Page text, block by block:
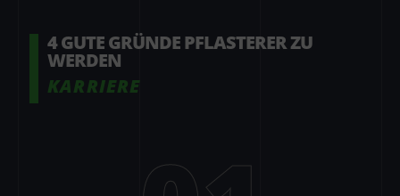
KARRIERE
4 GUTE GRÜNDE PFLASTERER ZU
WERDEN